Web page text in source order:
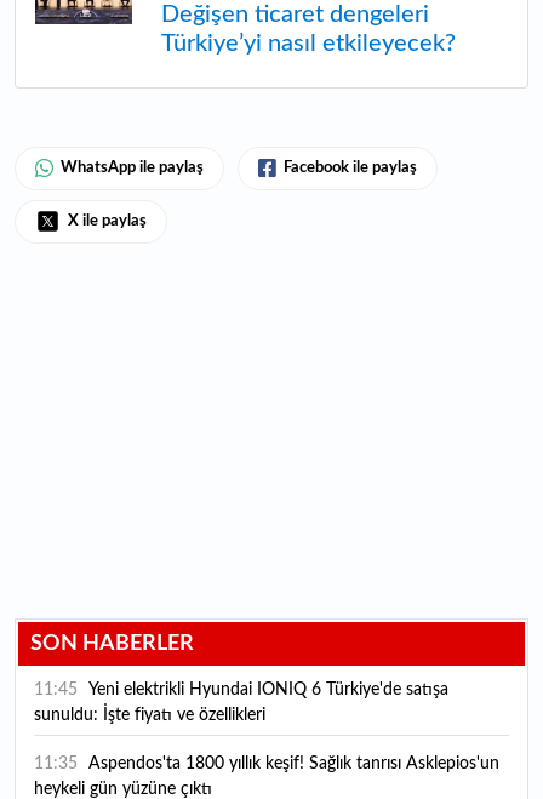
Değişen ticaret dengeleri
Türkiye’yi nasıl etkileyecek?
WhatsApp ile paylaş Facebook ile paylaş
X ile paylaş
SON HABERLER
11:45
sunuldu: İşte fiyatı ve özellikleri
11:35
heykeli gün yüzüne çıktı